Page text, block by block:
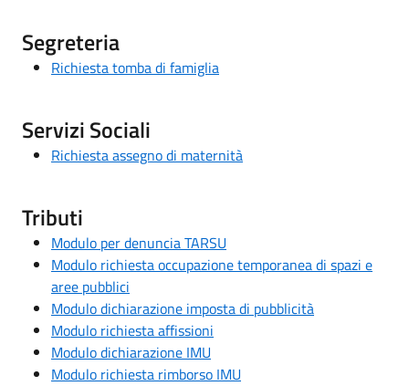
Segreteria
Richiesta tomba di famiglia
Servizi Sociali
Richiesta assegno di maternità
Tributi
Modulo per denuncia TARSU
Modulo richiesta occupazione temporanea di spazi e
aree pubblici
Modulo dichiarazione imposta di pubblicità
Modulo richiesta affissioni
Modulo dichiarazione IMU
Modulo richiesta rimborso IMU